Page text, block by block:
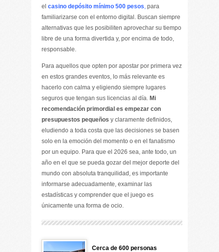
el casino depósito mínimo 500 pesos, para
familiarizarse con el entorno digital. Buscan siempre
alternativas que les posibiliten aprovechar su tiempo
libre de una forma divertida y, por encima de todo,
responsable.
Para aquellos que opten por apostar por primera vez
en estos grandes eventos, lo más relevante es
hacerlo con calma y eligiendo siempre lugares
seguros que tengan sus licencias al día. Mi
recomendación primordial es empezar con
presupuestos pequeños y claramente definidos,
eludiendo a toda costa que las decisiones se basen
solo en la emoción del momento o en el fanatismo
por un equipo. Para que el 2026 sea, ante todo, un
año en el que se pueda gozar del mejor deporte del
mundo con absoluta tranquilidad, es importante
informarse adecuadamente, examinar las
estadísticas y comprender que el juego es
únicamente una forma de ocio.
Cerca de 600 personas